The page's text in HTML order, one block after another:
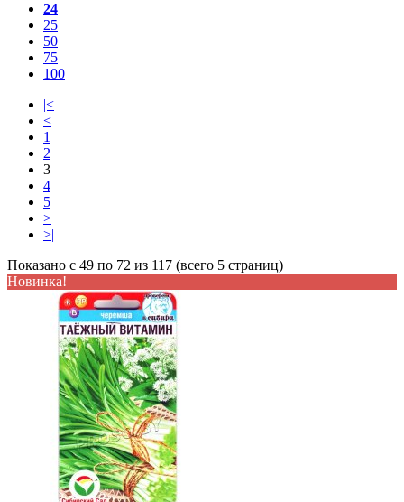
24
25
50
75
100
|<
<
1
2
3
4
5
>
>|
Показано с 49 по 72 из 117 (всего 5 страниц)
Новинка!